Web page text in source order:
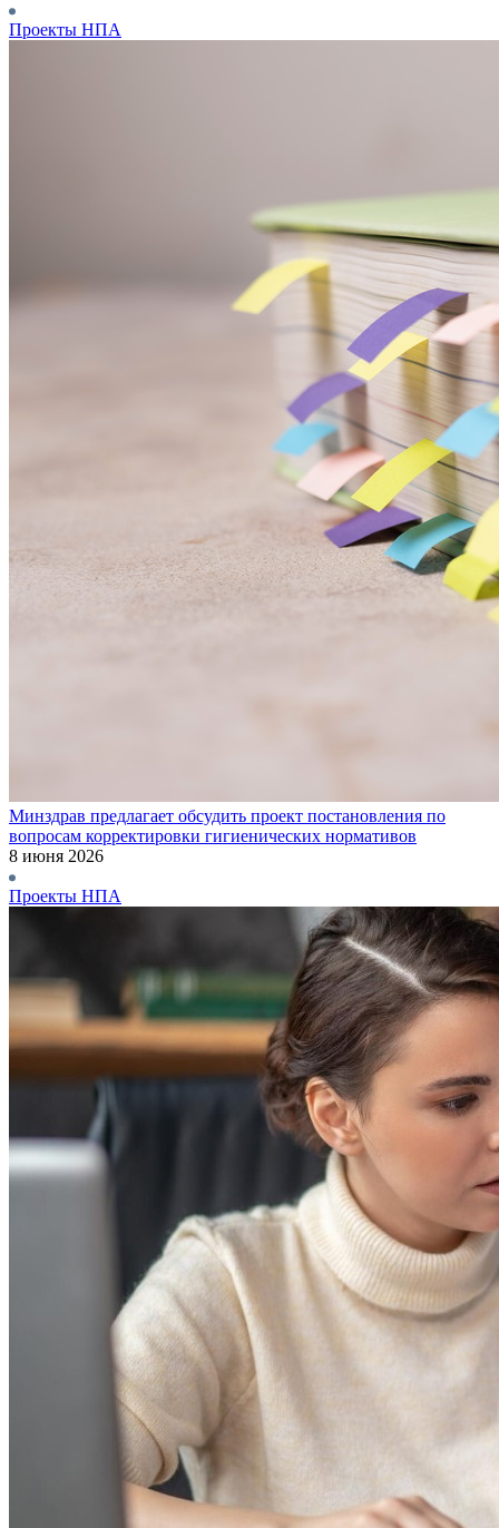
Проекты НПА
Минздрав предлагает обсудить проект постановления по
вопросам корректировки гигиенических нормативов
8 июня 2026
Проекты НПА